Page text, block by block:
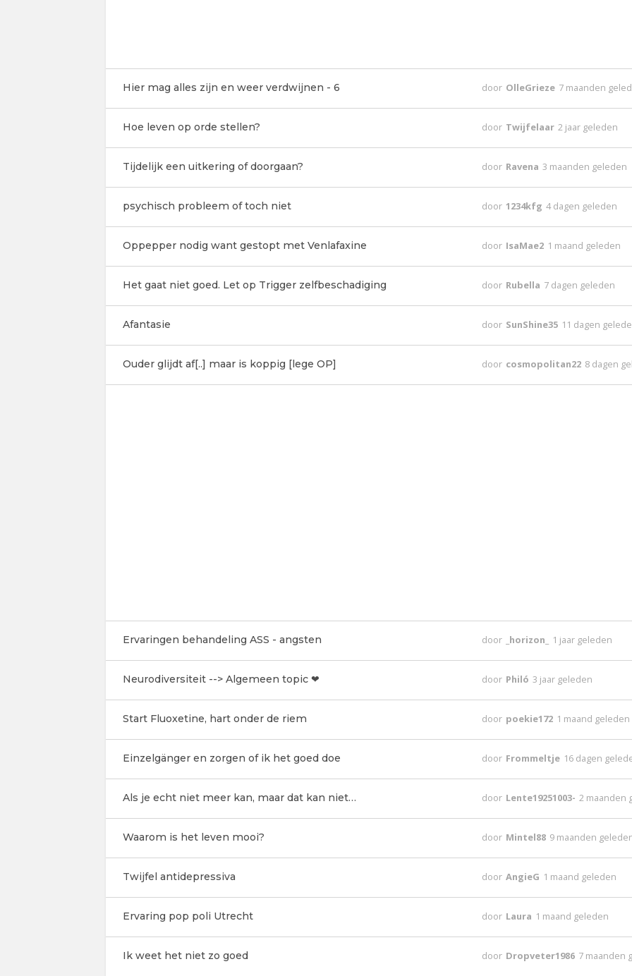
Hier mag alles zijn en weer verdwijnen - 6 door OlleGrieze 7 maanden
Hoe leven op orde stellen? door Twijfelaar 2 jaar geleden
Tijdelijk een uitkering of doorgaan? door Ravena 3 maanden geleden
psychisch probleem of toch niet door 1234kfg 4 dagen geleden
Oppepper nodig want gestopt met Venlafaxine door IsaMae2 1 maand geleden
Het gaat niet goed. Let op Trigger zelfbeschadiging door Rubella 7 dagen geleden
Afantasie door SunShine35 11 dagen
Ouder glijdt af[..] maar is koppig [lege OP] door cosmopolitan22 8 dagen
Ervaringen behandeling ASS - angsten door _horizon_ 1 jaar geleden
Neurodiversiteit --> Algemeen topic ❤ door Philó 3 jaar geleden
Start Fluoxetine, hart onder de riem door poekie172 1 maand geleden
Einzelgänger en zorgen of ik het goed doe door Frommeltje 16 dagen
Als je echt niet meer kan, maar dat kan niet… door Lente19251003- 2 maanden
Waarom is het leven mooi? door Mintel88 9 maanden
Twijfel antidepressiva door AngieG 1 maand geleden
Ervaring pop poli Utrecht door Laura 1 maand geleden
Ik weet het niet zo goed door Dropveter1986 7 maanden